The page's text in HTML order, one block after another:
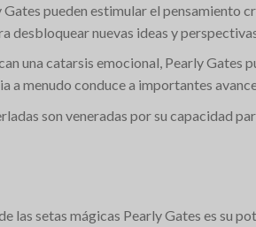
Gates pueden estimular el
desbloquear nuevas ideas y
una catarsis emocional, Pearly
a menudo conduce a importantes
son veneradas por su capacidad
las setas mágicas Pearly Gates es su